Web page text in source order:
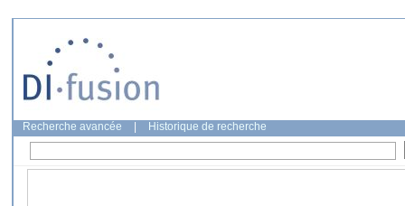
Recherche avancée Historique de recherche